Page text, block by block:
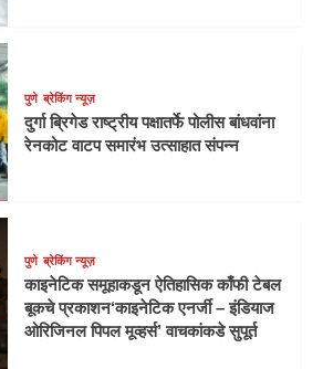
पुणे ब्रेकिंग न्यूज़
दुर्गा ब्रिगेड राष्ट्रीय पक्षातर्फे पोलीस बांधवांना
रेनकोट वाटप समारंभ उत्साहात संपन्न
पुणे ब्रेकिंग न्यूज़
काइनेटिक समूहाकडून ऐतिहासिक काँफी टेबल
बूकचे प्रकाशन‘काइनेटिक एनर्जी – इंडियाज
ओरिजिनल पिपल मूव्हर्स’ वाचकांकडे सुपूर्त